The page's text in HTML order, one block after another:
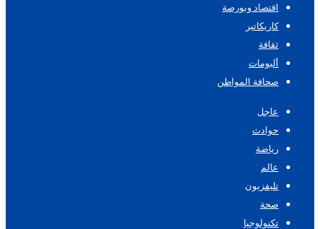
اقتصاد وبورصة
كاريكاتير
ثقافة
ألبومات
صحافة المواطن
عاجل
حوادث
رياضة
عالم
تليفزيون
صحة
تكنولوجيا